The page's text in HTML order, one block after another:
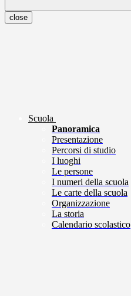
close
Scuola
Panoramica
Presentazione
Percorsi di studio
I luoghi
Le persone
I numeri della scuola
Le carte della scuola
Organizzazione
La storia
Calendario scolastico